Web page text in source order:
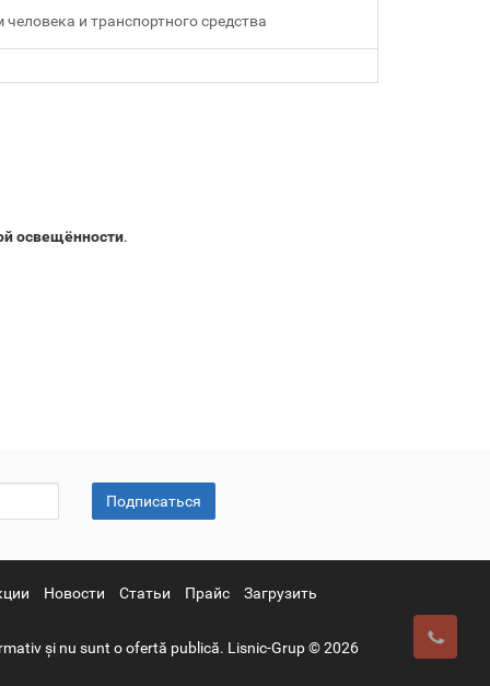
и транспортного средства
освещённости.
Подписаться
Новости Статьи Прайс Загрузить
și nu sunt o ofertă publică. Lisnic-Grup © 2026